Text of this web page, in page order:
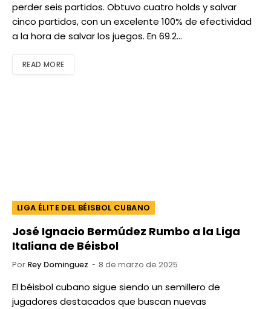
perder seis partidos. Obtuvo cuatro holds y salvar
cinco partidos, con un excelente 100% de efectividad
a la hora de salvar los juegos. En 69.2…
READ MORE
LIGA ÉLITE DEL BÉISBOL CUBANO
José Ignacio Bermúdez Rumbo a la Liga
Italiana de Béisbol
Por Rey Dominguez 8 de marzo de 2025
El béisbol cubano sigue siendo un semillero de
jugadores destacados que buscan nuevas